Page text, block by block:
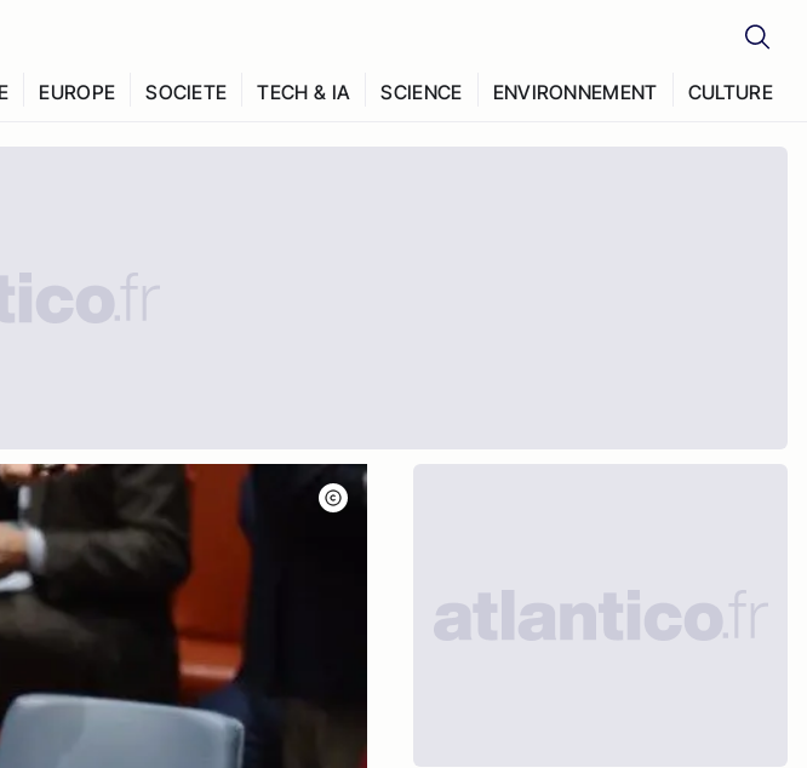
EUROPE SOCIETE TECH & IA SCIENCE ENVIRONNEMENT CULTURE